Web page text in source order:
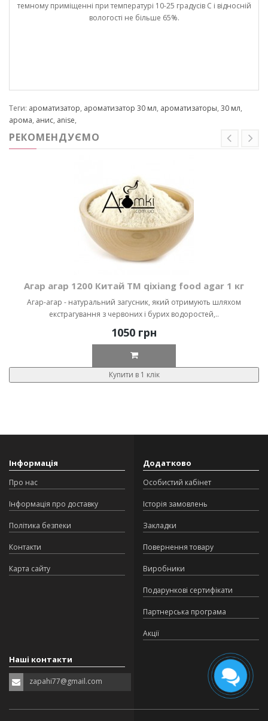
темному приміщенні при температурі 10-25 градусів С і відносній
вологості не більше 65%.
Теги: ароматизатор, ароматизатор 30 мл, ароматизаторы, 30 мл,
арома, анис, anise,
РЕКОМЕНДУЄМО
Агар агар 1200 Китай ТМ qixiang food agar 1 кг
Агар-агар - натуральний загусник, який отримують шляхом
екстрагування з червоних і бурих водоростей,..
1050 грн
Купити в 1 клік
Інформація
Про нас
Інформація про доставку
Політика безпеки
Контакти
Карта сайту
Додатково
Особистий кабінет
Історія замовлень
Закладки
Повернення товару
Виробники
Подарункові сертифікати
Партнерська програма
Акції
Наші контакти
zapahi77@gmail.com